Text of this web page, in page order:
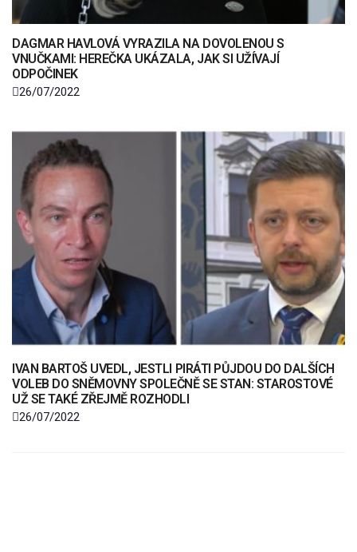
DAGMAR HAVLOVÁ VYRAZILA NA DOVOLENOU S
VNUČKAMI: HEREČKA UKÁZALA, JAK SI UŽÍVAJÍ
ODPOČINEK
26/07/2022
IVAN BARTOŠ UVEDL, JESTLI PIRÁTI PŮJDOU DO DALŠÍCH
VOLEB DO SNĚMOVNY SPOLEČNĚ SE STAN: STAROSTOVÉ
UŽ SE TAKÉ ZŘEJMĚ ROZHODLI
26/07/2022